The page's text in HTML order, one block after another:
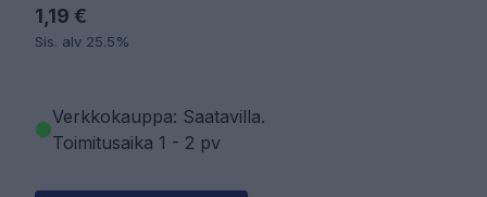
1,19 €
Sis. alv 25.5%
Verkkokauppa: Saatavilla.
Toimitusaika 1 - 2 pv